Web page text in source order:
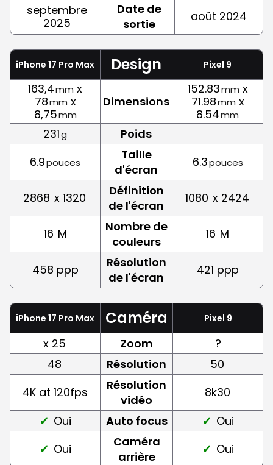
septembre
2025
Date de
sortie
août 2024
iPhone 17 Pro Max Design Pixel 9
163,4mm x
78mm x
8,75mm
Dimensions
152.83mm x
71.98mm x
8.54mm
231g
Poids
6.9pouces
Taille
d'écran
6.3pouces
2868 x 1320
Définition
de l'écran
1080 x 2424
16 M
Nombre de
couleurs
16 M
458 ppp
Résolution
de l'écran
421 ppp
iPhone 17 Pro Max Caméra Pixel 9
x 25 Zoom
?
48
Résolution
50
4K at 120fps
Résolution
vidéo
8k30
Oui
Auto focus
Oui
Oui
Caméra
arrière
Oui